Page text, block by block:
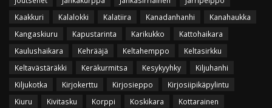
Kaakkuri
Kalalokki Kalatiira Kanadanhanhi
Kanahaukka
Kangaskiuru
Kapustarinta Karikukko
Kattohaikara
Kaulushaikara
Kehrääjä Keltahemppo
Keltasirkku
Keltavästäräkki
Keräkurmitsa Kesykyyhky
Kiljuhanhi
Kiljukotka
Kirjokerttu Kirjosieppo
Kirjosiipikäpylintu
Kiuru
Kivitasku Korppi Koskikara
Kottarainen